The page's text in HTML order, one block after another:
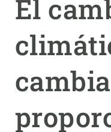
El
menu
INVESTIGACIÓN
CIENCIA EN ACCIÓN
NOTICIAS Y AGENDA